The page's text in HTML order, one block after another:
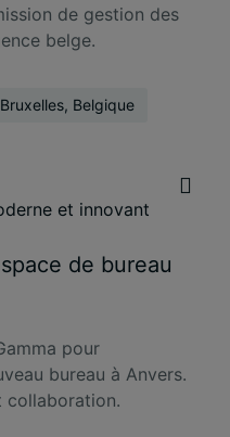
de gestion des
belge.
Bruxelles, Belgique
de bureau
pour
bureau à Anvers.